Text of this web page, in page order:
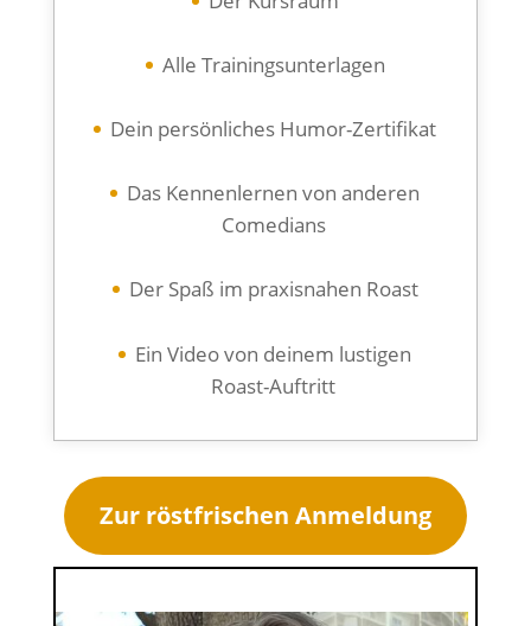
Alle Trainingsunterlagen
Dein persönliches Humor-Zertifikat
Das Kennenlernen von anderen
Comedians
Der Spaß im praxisnahen Roast
Ein Video von deinem lustigen
Roast-Auftritt
Zur röstfrischen Anmeldung